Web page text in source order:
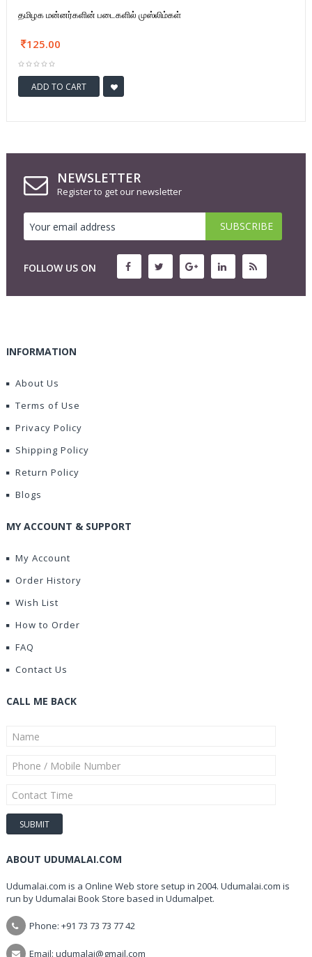
தமிழக மன்னர்களின் படைகளில் முஸ்லிம்கள்
125.00
ADD TO CART
NEWSLETTER
Register to get our newsletter
FOLLOW US ON
INFORMATION
About Us
Terms of Use
Privacy Policy
Shipping Policy
Return Policy
Blogs
MY ACCOUNT & SUPPORT
My Account
Order History
Wish List
How to Order
FAQ
Contact Us
CALL ME BACK
ABOUT UDUMALAI.COM
Udumalai.com is a Online Web store setup in 2004. Udumalai.com is
run by Udumalai Book Store based in Udumalpet.
Phone: +91 73 73 73 77 42
Email: udumalai@gmail.com